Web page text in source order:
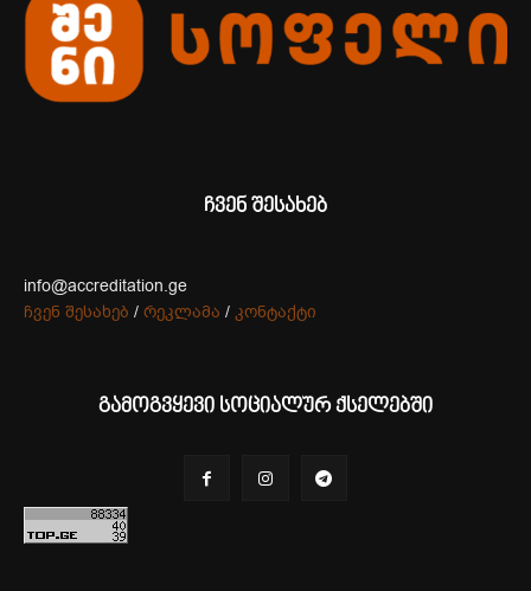
ჩვენ შესახებ
info@accreditation.ge
ჩვენ შესახებ / რეკლამა / კონტაქტი
გამოგვყევი სოციალურ ქსელებში